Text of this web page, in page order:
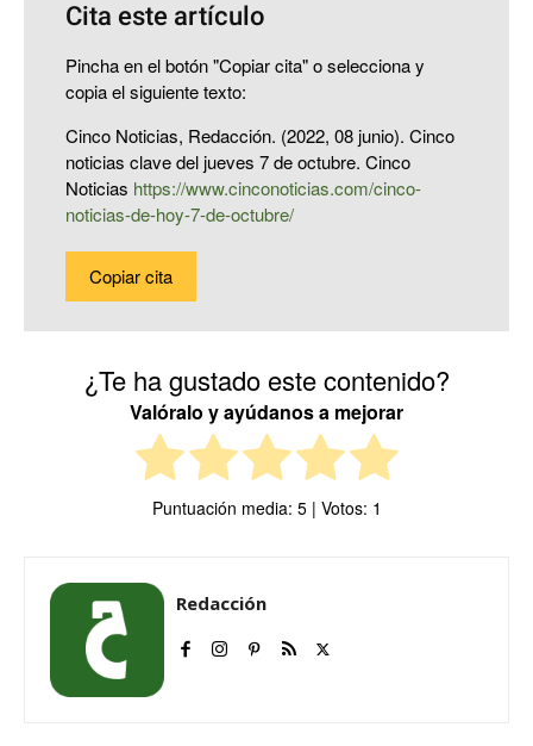
Cita este artículo
Pincha en el botón "Copiar cita" o selecciona y
copia el siguiente texto:
Cinco Noticias, Redacción. (2022, 08 junio). Cinco
noticias clave del jueves 7 de octubre. Cinco
Noticias https://www.cinconoticias.com/cinco-
noticias-de-hoy-7-de-octubre/
Copiar cita
¿Te ha gustado este contenido?
Valóralo y ayúdanos a mejorar
Puntuación media: 5| Votos: 1
Redacción